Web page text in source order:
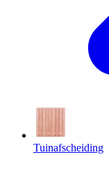
Tuinafscheiding